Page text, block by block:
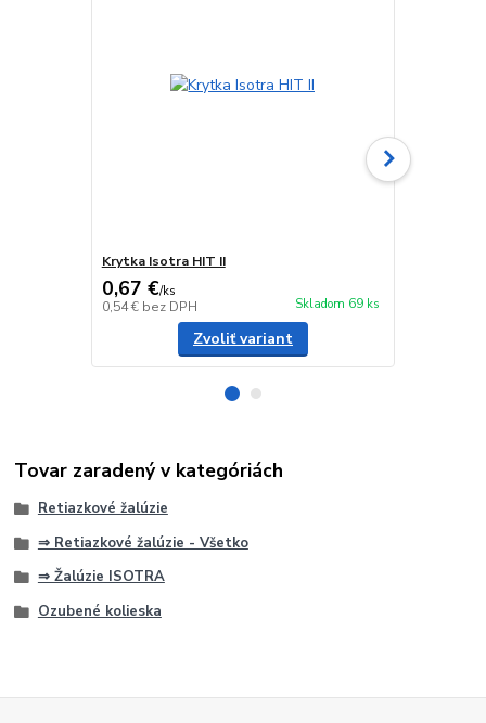
Krytka Isotra HIT II
0,67 €/ks
0,54 € bez DPH Skladom 69 ks
Zvoliť variant
Tovar zaradený v kategóriách
Retiazkové žalúzie
⇒ Retiazkové žalúzie - Všetko
⇒ Žalúzie ISOTRA
Ozubené kolieska